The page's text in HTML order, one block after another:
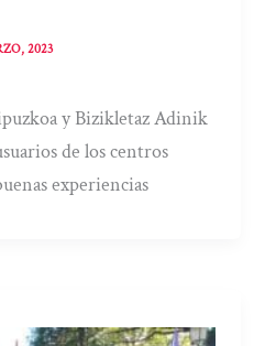
2023
y Bizikletaz Adinik
de los centros
experiencias